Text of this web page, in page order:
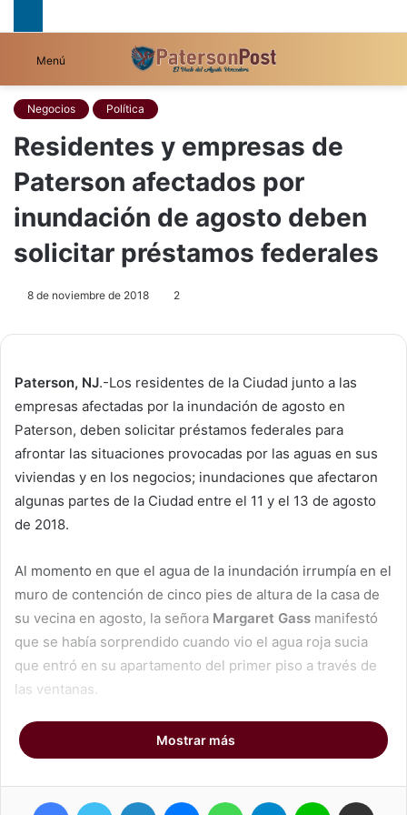
Menú
Negocios Política
Residentes y empresas de
Paterson afectados por
inundación de agosto deben
solicitar préstamos federales
8 de noviembre de 2018 2
Paterson, NJ.-Los residentes de la Ciudad junto a las
empresas afectadas por la inundación de agosto en
Paterson, deben solicitar préstamos federales para
afrontar las situaciones provocadas por las aguas en sus
viviendas y en los negocios; inundaciones que afectaron
algunas partes de la Ciudad entre el 11 y el 13 de agosto
de 2018.
Al momento en que el agua de la inundación irrumpía en el
muro de contención de cinco pies de altura de la casa de
su vecina en agosto, la señora Margaret Gass manifestó
que se había sorprendido cuando vio el agua roja sucia
que entró en su apartamento del primer piso a través de
las ventanas.
“Eso es lo alto que estaba el agua en la calle”, dijo
parada en la esquina de 20th Avenue y East 20th Street
durante la mañana del miércoles. “Esta es la primera vez
que tengo agua subiendo a mi piso en el baño. Eso me
Mostrar más